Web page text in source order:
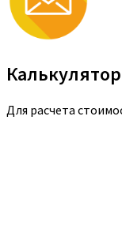
Для расчета